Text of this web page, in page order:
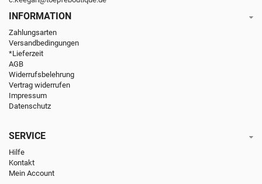
INFORMATION
Zahlungsarten
Versandbedingungen
*Lieferzeit
AGB
Widerrufsbelehrung
Vertrag widerrufen
Impressum
Datenschutz
SERVICE
Hilfe
Kontakt
Mein Account